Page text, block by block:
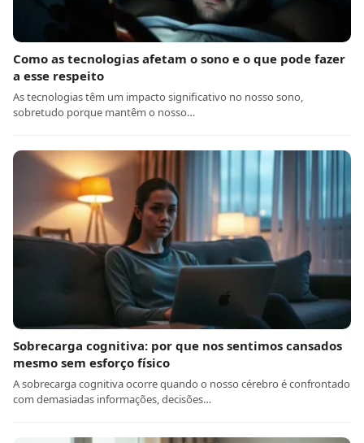
Como as tecnologias afetam o sono e o que pode fazer
a esse respeito
As tecnologias têm um impacto significativo no nosso sono,
sobretudo porque mantêm o nosso…
Sobrecarga cognitiva: por que nos sentimos cansados
mesmo sem esforço físico
A sobrecarga cognitiva ocorre quando o nosso cérebro é confrontado
com demasiadas informações, decisões…